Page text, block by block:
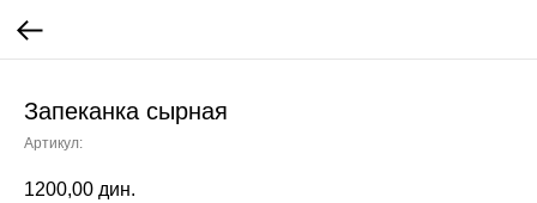
Запеканка сырная
Артикул:
1200,00 дин.